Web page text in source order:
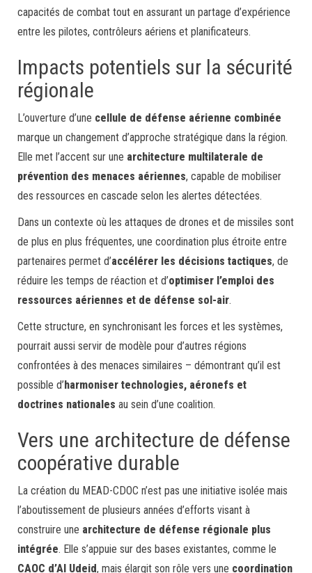
capacités de combat tout en assurant un partage d’expérience
entre les pilotes, contrôleurs aériens et planificateurs.
Impacts potentiels sur la sécurité
régionale
L’ouverture d’une cellule de défense aérienne combinée
marque un changement d’approche stratégique dans la région.
Elle met l’accent sur une architecture multilaterale de
prévention des menaces aériennes, capable de mobiliser
des ressources en cascade selon les alertes détectées.
Dans un contexte où les attaques de drones et de missiles sont
de plus en plus fréquentes, une coordination plus étroite entre
partenaires permet d’accélérer les décisions tactiques, de
réduire les temps de réaction et d’optimiser l’emploi des
ressources aériennes et de défense sol-air.
Cette structure, en synchronisant les forces et les systèmes,
pourrait aussi servir de modèle pour d’autres régions
confrontées à des menaces similaires – démontrant qu’il est
possible d’harmoniser technologies, aéronefs et
doctrines nationales au sein d’une coalition.
Vers une architecture de défense
coopérative durable
La création du MEAD-CDOC n’est pas une initiative isolée mais
l’aboutissement de plusieurs années d’efforts visant à
construire une architecture de défense régionale plus
intégrée. Elle s’appuie sur des bases existantes, comme le
CAOC d’Al Udeid, mais élargit son rôle vers une coordination